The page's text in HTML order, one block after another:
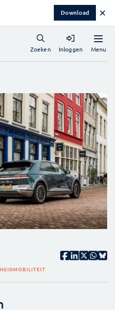
Download ✕
Menu
Zoeken Inloggen
MOBILITEIT